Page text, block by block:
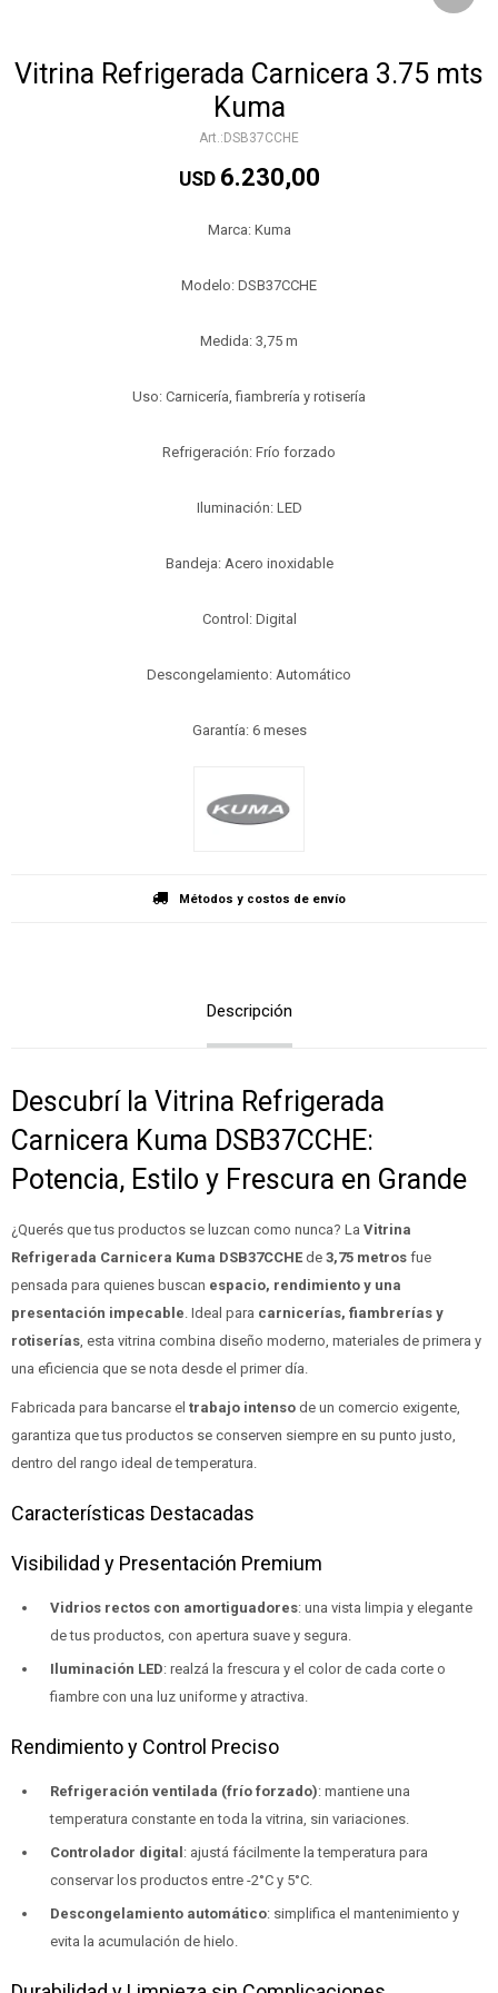
Vitrina Refrigerada Carnicera 3.75 mts
Kuma
DSB37CCHE
USD 6.230,00
Marca: Kuma
Modelo: DSB37CCHE
Medida: 3,75 m
Uso: Carnicería, fiambrería y rotisería
Refrigeración: Frío forzado
Iluminación: LED
Bandeja: Acero inoxidable
Control: Digital
Descongelamiento: Automático
Garantía: 6 meses
Métodos y costos de envío
Descripción
Descubrí la Vitrina Refrigerada
Carnicera Kuma DSB37CCHE:
Potencia, Estilo y Frescura en Grande
¿Querés que tus productos se luzcan como nunca? La Vitrina
Refrigerada Carnicera Kuma DSB37CCHE de 3,75 metros fue
pensada para quienes buscan espacio, rendimiento y una
presentación impecable . Ideal para carnicerías, fiambrerías y
rotiserías , esta vitrina combina diseño moderno, materiales de primera y
una eficiencia que se nota desde el primer día.
Fabricada para bancarse el trabajo intenso de un comercio exigente,
garantiza que tus productos se conserven siempre en su punto justo,
dentro del rango ideal de temperatura.
Características Destacadas
Visibilidad y Presentación Premium
Vidrios rectos con amortiguadores: una vista limpia y elegante
de tus productos, con apertura suave y segura.
Iluminación LED: realzá la frescura y el color de cada corte o
fiambre con una luz uniforme y atractiva.
Rendimiento y Control Preciso
Refrigeración ventilada (frío forzado): mantiene una
temperatura constante en toda la vitrina, sin variaciones.
Controlador digital: ajustá fácilmente la temperatura para
conservar los productos entre -2°C y 5°C.
Descongelamiento automático: simplifica el mantenimiento y
evita la acumulación de hielo.